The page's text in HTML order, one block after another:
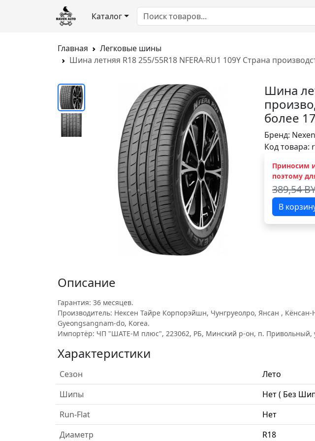
Каталог
Главная
Легковые шины
Шина летняя R18 255/55R18 NFERA-RU1 109Y Страна
Шина
более
Бренд: Nexen
Код товара:
Приносим
поэтому
389,54
В
Описание
Гарантия: 36 месяцев.
Производитель: Нексен Тайре Корпорэйшн, Чунгруеолро, Янсан ,
Gyeongsangnam-do, Korea.
Импортёр: ЧП "ШАТЕ-М плюс", 223062, РБ, Минский р-он, п. Привольный,
Характеристики
Сезон
Лето
Шипы
Нет ( Без
Run-Flat
Нет
Диаметр
R18